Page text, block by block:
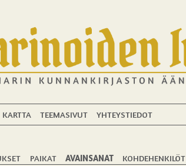
KARTTA TEEMASIVUT YHTEYSTIEDOT
PAIKAT AVAINSANAT KOHDEHENKILÖT